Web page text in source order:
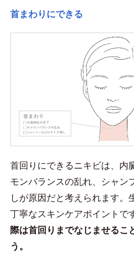
首まわりにできる
首回りにできるニキビは、内
モンバランスの乱れ、シャン
しが原因だと考えられます。
丁寧なスキンケアポイントで
際は首回りまでなじませるこ
う。